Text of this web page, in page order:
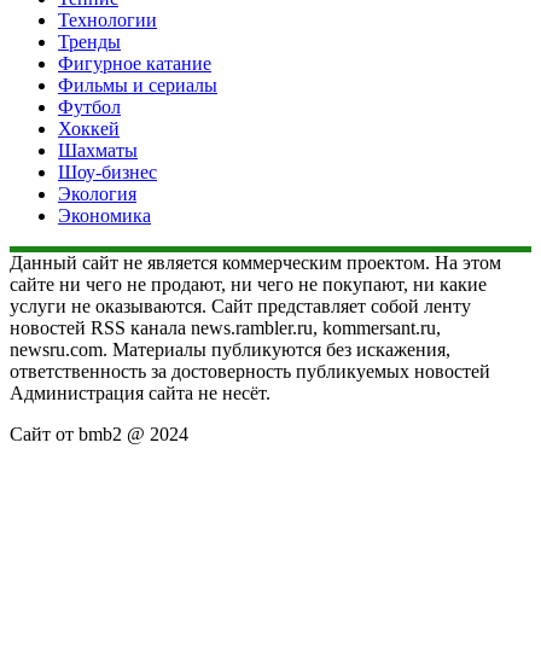
Технологии
Тренды
Фигурное катание
Фильмы и сериалы
Футбол
Хоккей
Шахматы
Шоу-бизнес
Экология
Экономика
Данный сайт не является коммерческим проектом. На этом
сайте ни чего не продают, ни чего не покупают, ни какие
услуги не оказываются. Сайт представляет собой ленту
новостей RSS канала news.rambler.ru, kommersant.ru,
newsru.com. Материалы публикуются без искажения,
ответственность за достоверность публикуемых новостей
Администрация сайта не несёт.
Сайт от bmb2 @ 2024